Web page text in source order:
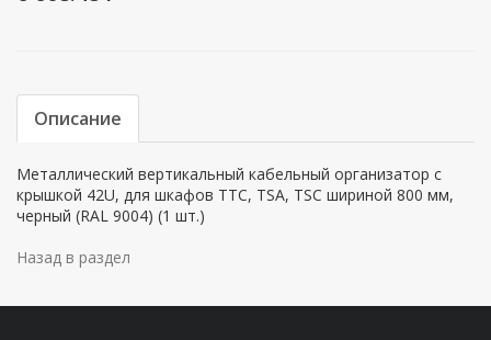
Описание
Металлический вертикальный кабельный организатор с
крышкой 42U, для шкафов TTC, TSA, TSC шириной 800 мм,
черный (RAL 9004) (1 шт.)
Назад в раздел